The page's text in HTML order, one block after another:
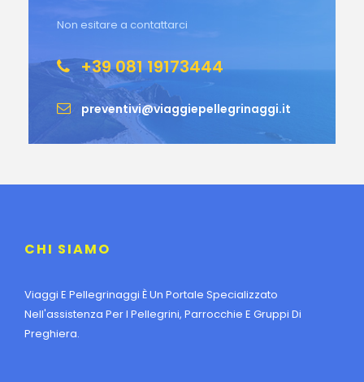
Non esitare a contattarci
+39 081 19173444
preventivi@viaggiepellegrinaggi.it
CHI SIAMO
Viaggi E Pellegrinaggi È Un Portale Specializzato
Nell'assistenza Per I Pellegrini, Parrocchie E Gruppi Di
Preghiera.